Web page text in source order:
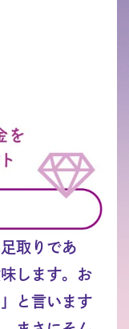
取りであ
します。お
と言います